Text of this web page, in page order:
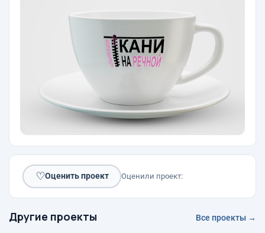
♡Оценить проект Оценили проект:
Другие проекты Все проекты →